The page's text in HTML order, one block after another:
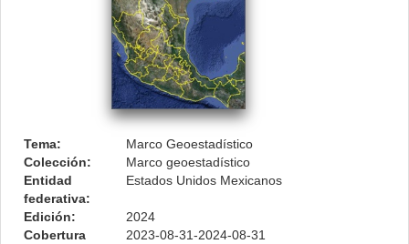
Tema:
Marco Geoestadístico
Colección:
Marco geoestadístico
Entidad
federativa:
Estados Unidos Mexicanos
Edición:
2024
Cobertura
2023-08-31-2024-08-31